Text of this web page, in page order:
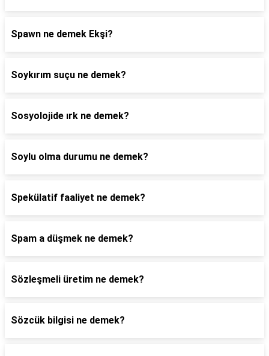
Spawn ne demek Ekşi?
Soykırım suçu ne demek?
Sosyolojide ırk ne demek?
Soylu olma durumu ne demek?
Spekülatif faaliyet ne demek?
Spam a düşmek ne demek?
Sözleşmeli üretim ne demek?
Sözcük bilgisi ne demek?